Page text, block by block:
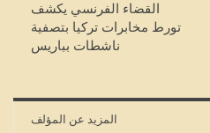
القضاء الفرنسي يكشف
تورط مخابرات تركيا بتصفية
ناشطات بباريس
المزيد عن المؤلف